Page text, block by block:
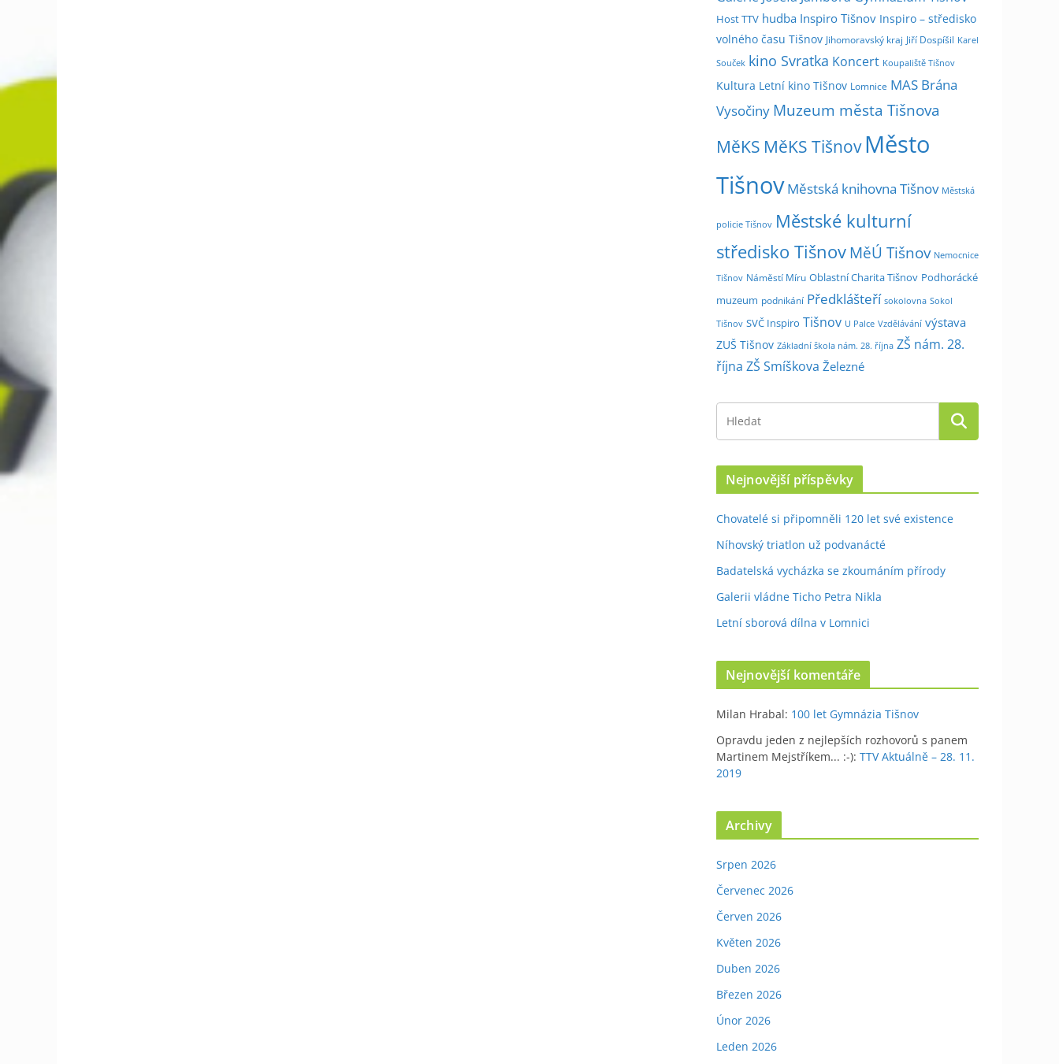
l
e
m
ě
c
Host TTV hudba Inspiro Tišnov Inspiro – středisko
volného času Tišnov Jihomoravský kraj Jiří Dospíšil Karel
Souček kino Svratka Koncert Koupaliště Tišnov
Kultura Letní kino Tišnov Lomnice MAS Brána
Vysočiny Muzeum města Tišnova
MěKS MěKS Tišnov Město
Tišnov Městská knihovna Tišnov Městská
policie Tišnov Městské kulturní
středisko Tišnov MěÚ Tišnov Nemocnice
Tišnov Náměstí Míru Oblastní Charita Tišnov Podhorácké
muzeum podnikání Předklášteří sokolovna Sokol
Tišnov SVČ Inspiro Tišnov U Palce Vzdělávání výstava
ZUŠ Tišnov Základní škola nám. 28. října ZŠ nám. 28.
října ZŠ Smíškova Železné
Nejnovější příspěvky
Chovatelé si připomněli 120 let své existence
Níhovský triatlon už podvanácté
Badatelská vycházka se zkoumáním přírody
Galerii vládne Ticho Petra Nikla
Letní sborová dílna v Lomnici
Nejnovější komentáře
Milan Hrabal: 100 let Gymnázia Tišnov
Opravdu jeden z nejlepších rozhovorů s panem
Martinem Mejstříkem... :-): TTV Aktuálně – 28. 11.
2019
Archivy
Srpen 2026
Červenec 2026
Červen 2026
Květen 2026
Duben 2026
Březen 2026
Únor 2026
Leden 2026